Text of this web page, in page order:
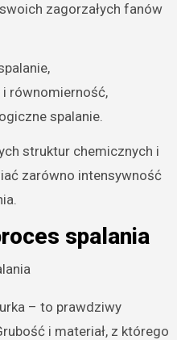
zagorzałych fanów
równomierność,
spalanie.
struktur chemicznych i
zarówno intensywność
spalania
– to prawdziwy
i materiał, z którego